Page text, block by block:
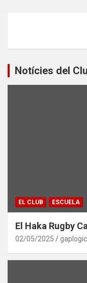
Notícies del
EL CLUB ESCUELA
El Haka Rugby
02/05/2025 gaplogic